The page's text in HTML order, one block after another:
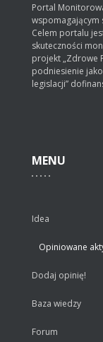
Portal
wspomagającym
Celem portalu
skuteczności
projekt „Zdrowe
podniesienie
legislacji”
MENU
Idea
Opiniowane
Dodaj opinię!
Baza wiedzy
Forum